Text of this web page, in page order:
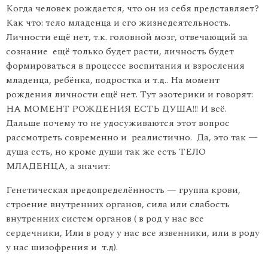
Когда человек рождается, что он из себя представляет?
Как что: тело младенца и его жизнедеятельность.
Личности ещё нет, т.к. головной мозг, отвечающий за
сознание ещё только будет расти, личность будет
формироваться в процессе воспитания и взросления
младенца, ребёнка, подростка и т.д.. На момент
рождения личности ещё нет. Тут эзотерики и говорят:
НА МОМЕНТ РОЖДЕНИЯ ЕСТЬ ДУША!!! И всё.
Дальше почему то не удосуживаются этот вопрос
рассмотреть современно и реалистично. Да, это так —
душа есть, но кроме души так же есть ТЕЛО
МЛАДЕНЦА, а значит:
Генетическая предопределённость — группа крови,
строение внутренних органов, сила или слабость
внутренних систем органов ( в род у нас все
сердечники, Или в роду у нас все язвенники, или в роду
у нас шизофрения и т.д).